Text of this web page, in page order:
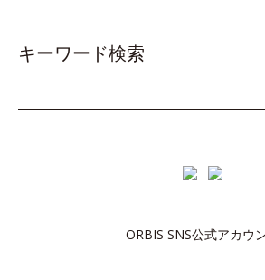
キーワード検索
ORBIS SNS公式アカウ